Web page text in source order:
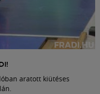
aratott kiütéses